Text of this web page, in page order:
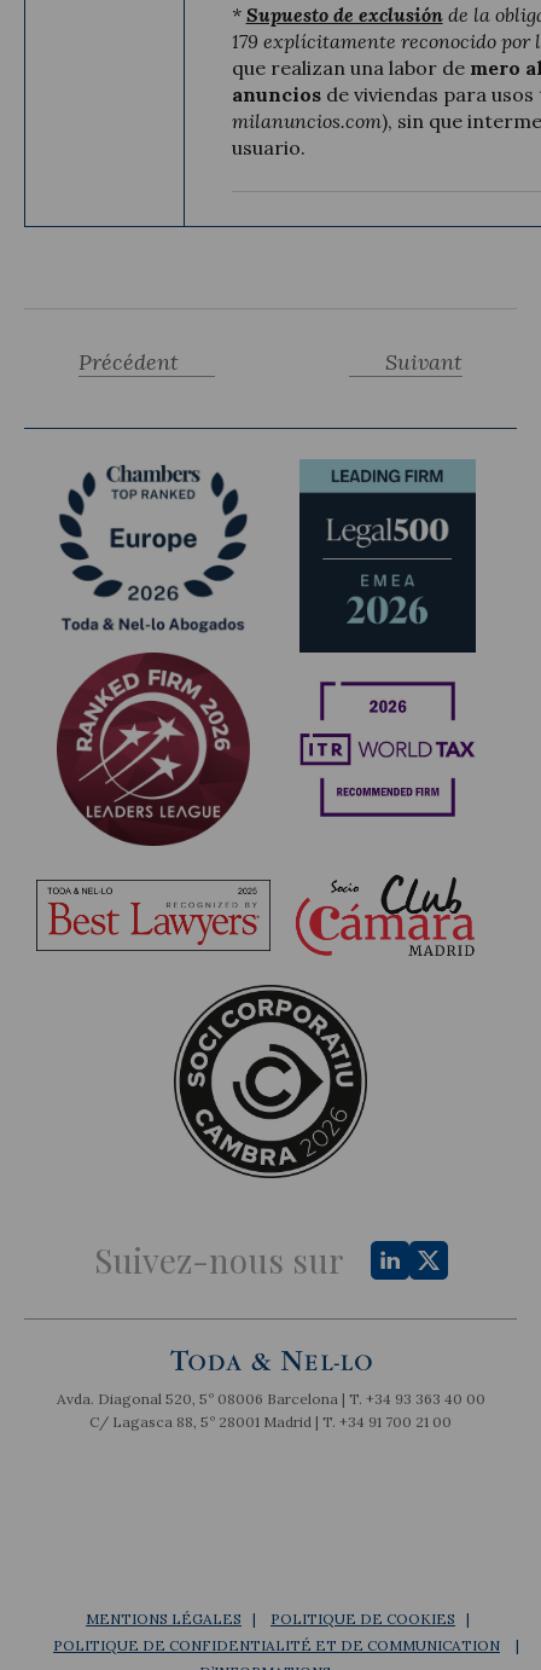
* Supuesto de exclusiónde la
179 explícitamente reconocido por
que realizan una labor de mero
anunciosde viviendas para
milanuncios.com), sin que
usuario.
Suivant
Précédent
Suivez-nous sur
Avda. Diagonal 520, 5º 08006 Barcelona | T. +34 93 363 40 00
C/ Lagasca 88, 5º 28001 Madrid | T. +34 91 700 21 00
MENTIONS LÉGALES
POLITIQUE DE COOKIES
POLITIQUE DE CONFIDENTIALITÉ ET DE COMMUNICATION